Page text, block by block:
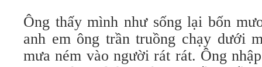
Ông thấy mình như sống lại bốn
anh em ông trần truồng chạy dưới
mưa ném vào người rát rát. Ông